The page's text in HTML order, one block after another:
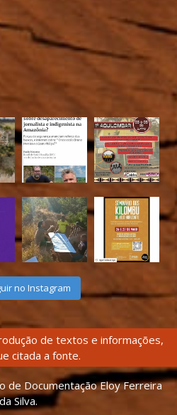
no Instagram
de textos e informações,
citada a fonte.
de Documentação Eloy Ferreira
da Silva.